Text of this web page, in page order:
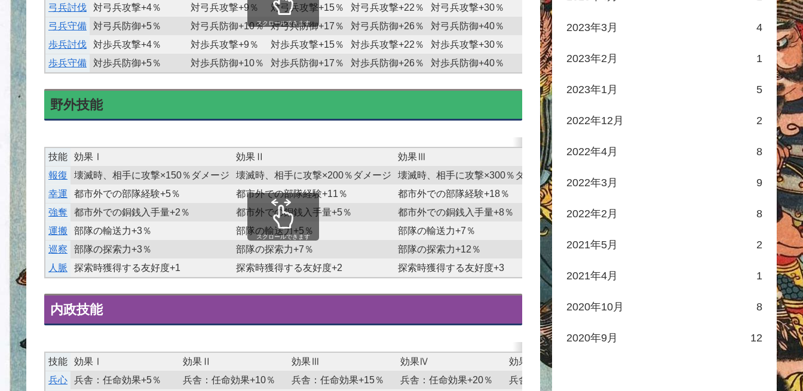
弓兵討伐
対弓兵攻撃+4％ 対弓兵攻撃+9％ 対弓兵攻撃+15％ 対弓兵攻撃+22％
対弓兵攻撃+30％
弓兵守備
対弓兵防御+5％ 対弓兵防御+10％ 対弓兵防御+17％ 対弓兵防御+26％
対弓兵防御+40％
歩兵討伐
対歩兵攻撃+4％ 対歩兵攻撃+9％ 対歩兵攻撃+15％ 対歩兵攻撃+22％
対歩兵攻撃+30％
歩兵守備
対歩兵防御+5％ 対歩兵防御+10％ 対歩兵防御+17％ 対歩兵防御+26％ 対歩兵防御+40％
スクロールできます
野外技能
技能 効果Ⅰ 効果Ⅱ 効果Ⅲ 効果Ⅳ
報復
壊滅時、相手に攻撃×150％ダメージ 壊滅時、相手に攻撃×200％ダメージ 壊滅時、相手に攻撃×300％ダメージ 壊滅時、相手に攻撃×500％ダメージ
壊滅時、相手に
幸運
都市外での部隊経験+5％ 都市外での部隊経験+11％ 都市外での部隊経験+18％
都市外での部隊経
強奪
都市外での銅銭入手量+2％ 都市外での銅銭入手量+5％ 都市外での銅銭入手量+8％ 都市外での銅銭入手量+11％
都市外での銅銭入
運搬
部隊の輸送力+3％ 部隊の輸送力+5％ 部隊の輸送力+7％
部隊の輸送力+15
巡察
部隊の探索力+3％ 部隊の探索力+7％ 部隊の探索力+12％ 部隊の探索力+18％
部隊の探索力+25
人脈
探索時獲得する友好度+1 探索時獲得する友好度+2 探索時獲得する友好度+3 探索時獲得する友
スクロールできます
内政技能
技能 効果Ⅰ 効果Ⅱ 効果Ⅲ 効果Ⅳ 効果Ⅴ
兵心
兵舎：任命効果+5％ 兵舎：任命効果+10％ 兵舎：任命効果+15％ 兵舎：任命効果+20％ 兵舎：任命効果+30％
2023年3月 4
2023年2月 1
2023年1月 5
2022年12月 2
2022年4月 8
2022年3月 9
2022年2月 8
2021年5月 2
2021年4月 1
2020年10月 8
2020年9月 12